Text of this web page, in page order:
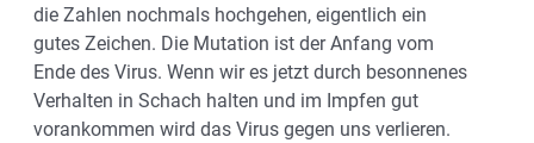
die Zahlen nochmals hochgehen, eigentlich ein
gutes Zeichen. Die Mutation ist der Anfang vom
Ende des Virus. Wenn wir es jetzt durch besonnenes
Verhalten in Schach halten und im Impfen gut
vorankommen wird das Virus gegen uns verlieren.